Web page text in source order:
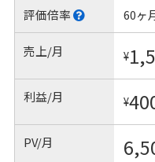
評価倍率 60ヶ
売上/月 ¥
利益/月 ¥
PV/月